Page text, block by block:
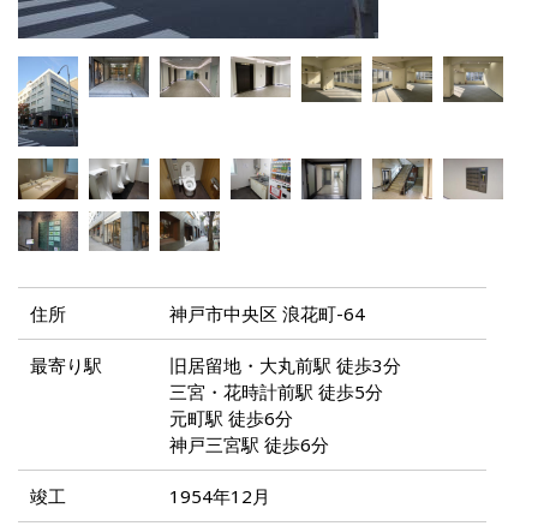
住所 神戸市中央区 浪花町-64
最寄り駅
旧居留地・大丸前駅 徒歩3分
三宮・花時計前駅 徒歩5分
元町駅 徒歩6分
神戸三宮駅 徒歩6分
竣工 1954年12月